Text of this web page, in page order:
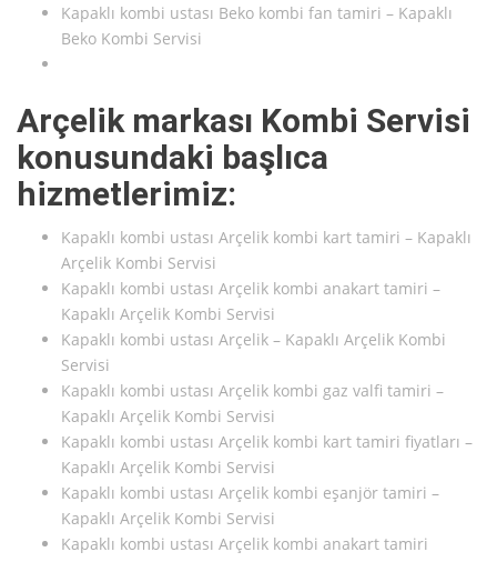
Kapaklı kombi ustası Beko kombi fan tamiri – Kapaklı
Beko Kombi Servisi
Arçelik markası Kombi Servisi
konusundaki başlıca
hizmetlerimiz:
Kapaklı kombi ustası Arçelik kombi kart tamiri – Kapaklı
Arçelik Kombi Servisi
Kapaklı kombi ustası Arçelik kombi anakart tamiri –
Kapaklı Arçelik Kombi Servisi
Kapaklı kombi ustası Arçelik – Kapaklı Arçelik Kombi
Servisi
Kapaklı kombi ustası Arçelik kombi gaz valfi tamiri –
Kapaklı Arçelik Kombi Servisi
Kapaklı kombi ustası Arçelik kombi kart tamiri fiyatları –
Kapaklı Arçelik Kombi Servisi
Kapaklı kombi ustası Arçelik kombi eşanjör tamiri –
Kapaklı Arçelik Kombi Servisi
Kapaklı kombi ustası Arçelik kombi anakart tamiri